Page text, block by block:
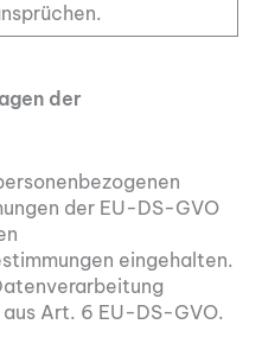
der
der EU-DS-GVO
eingehalten.
Art. 6 EU-DS-GVO.